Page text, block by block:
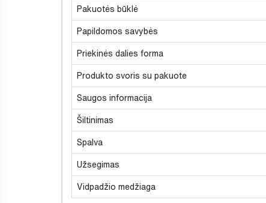
Pakuotės būklė
Papildomos savybės
Priekinės dalies forma
Produkto svoris su pakuote
Saugos informacija
Šiltinimas
Spalva
Užsegimas
Vidpadžio medžiaga